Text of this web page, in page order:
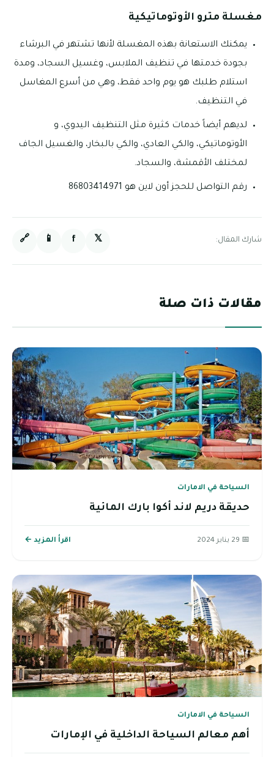
مغسلة مترو الأوتوماتيكية
يمكنك الاستعانة بهذه المغسلة لأنها تشتهر في البرشاء
بجودة خدمتها في تنظيف الملابس، وغسيل السجاد، ومدة
استلام طلبك هو يوم واحد فقط، وهي من أسرع المغاسل
في التنظيف.
لديهم أيضاً خدمات كثيرة مثل التنظيف اليدوي، و
الأوتوماتيكي، والكي العادي، والكي بالبخار، والغسيل الجاف
لمختلف الأقمشة، والسجاد.
رقم التواصل للحجز أون لاين هو 86803414971
شارك المقال: 𝕏
f
📱
🔗
مقالات ذات صلة
السياحة في الامارات
حديقة دريم لاند أكوا بارك المائية
📅 29 يناير 2024 اقرأ المزيد ←
السياحة في الامارات
أهم معالم السياحة الداخلية في الإمارات